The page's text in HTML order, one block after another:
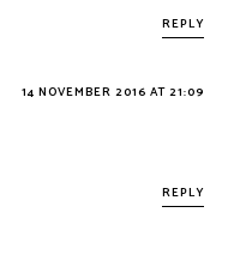
REPLY
14 NOVEMBER 2016 AT 21:09
REPLY